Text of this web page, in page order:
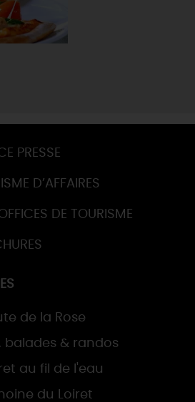
PRESSE
D’AFFAIRES
DE TOURISME
de la Rose
balades & randos
au fil de l'eau
du Loiret